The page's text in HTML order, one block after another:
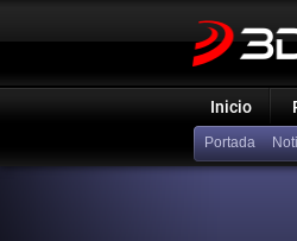
Inicio
Portada